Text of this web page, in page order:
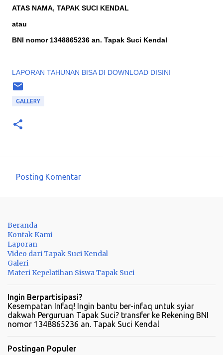
ATAS NAMA, TAPAK SUCI KENDAL
atau
BNI nomor1348865236 an. Tapak Suci Kendal
LAPORAN TAHUNAN BISA DI DOWNLOAD DISINI
GALLERY
e
n
t
a
Posting Komentar
Beranda
Kontak Kami
Laporan
Video dari Tapak Suci Kendal
Galeri
Materi Kepelatihan Siswa Tapak Suci
Ingin Berpartisipasi?
Kesempatan Infaq! Ingin bantu ber-infaq untuk syiar
dakwah Perguruan Tapak Suci? transfer ke Rekening BNI
nomor 1348865236 an. Tapak Suci Kendal
Postingan Populer